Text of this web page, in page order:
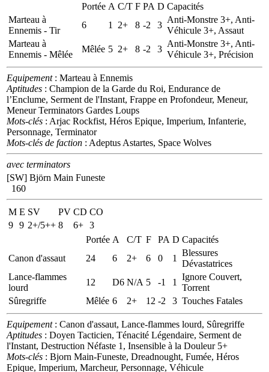
Portée A C/T F PA D Capacités
Marteau à
Ennemis - Tir
6 1 2+ 8 -2 3
Anti-Monstre 3+, Anti-
Véhicule 3+, Assaut
Marteau à
Ennemis - Mêlée
Mêlée 5 2+ 8 -2 3
Anti-Monstre 3+, Anti-
Véhicule 3+, Précision
Equipement: Marteau à Ennemis
Aptitudes : Champion de la Garde du Roi, Endurance de
l’Enclume, Serment de l'Instant, Frappe en Profondeur, Meneur,
Meneur Terminators Gardes Loups
Mots-clés : Arjac Rockfist, Héros Epique, Imperium, Infanterie,
Personnage, Terminator
Mots-clés de faction : Adeptus Astartes, Space Wolves
avec terminators
[SW] Björn Main Funeste
160
M E SV PV CD CO
9 9 2+/5++ 8 6+ 3
Portée A C/T F PA D Capacités
Canon d'assaut
24 6 2+ 6 0 1
Blessures
Dévastatrices
Lance-flammes
lourd
12 D6 N/A 5 -1 1
Ignore Couvert,
Torrent
Sûregriffe
Mêlée 6 2+ 12 -2 3 Touches Fatales
Equipement: Canon d'assaut, Lance-flammes lourd, Sûregriffe
Aptitudes : Doyen Tacticien, Ténacité Légendaire, Serment de
l'Instant, Destruction Néfaste 1, Insensible à la Douleur 5+
Mots-clés : Bjorn Main-Funeste, Dreadnought, Fumée, Héros
Epique, Imperium, Marcheur, Personnage, Véhicule